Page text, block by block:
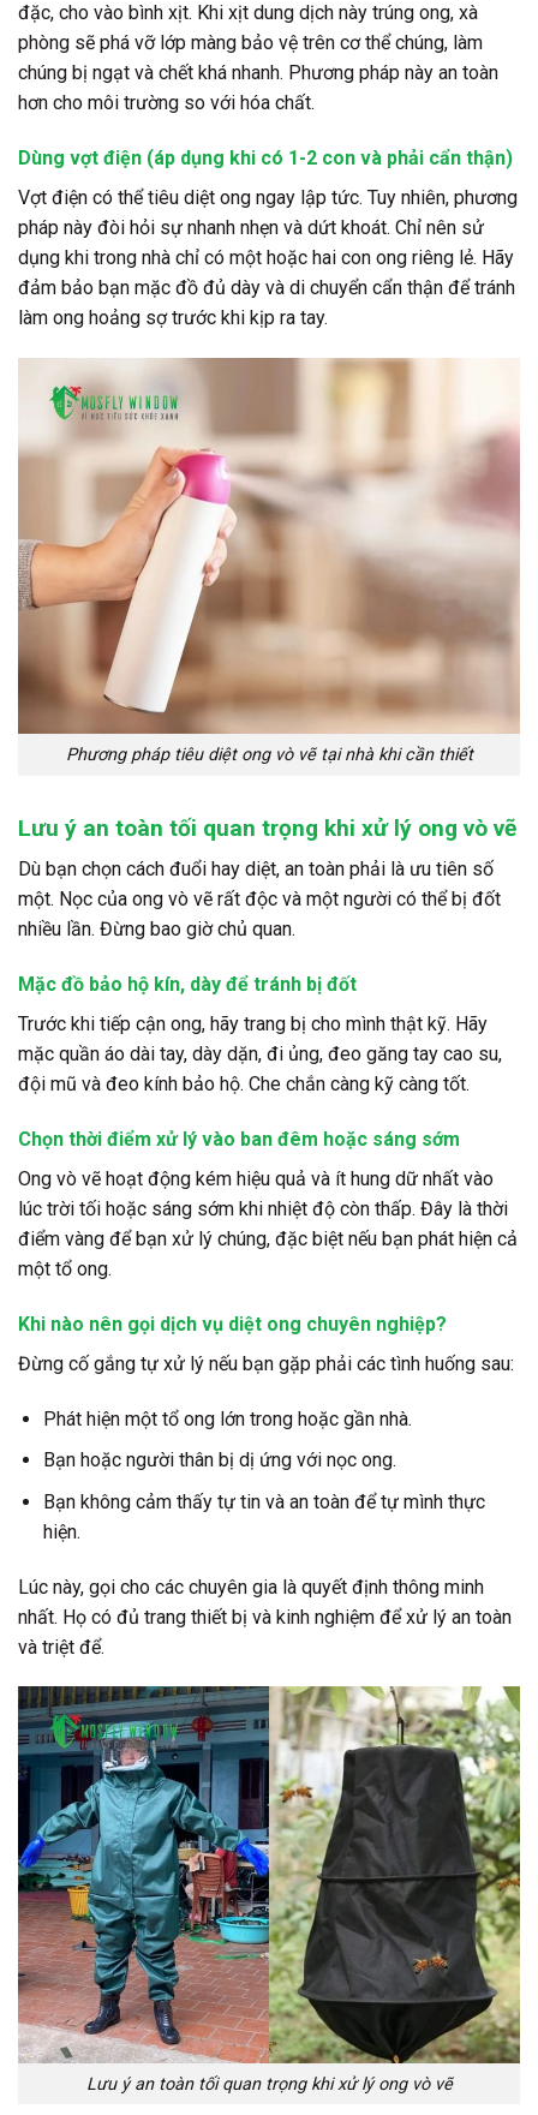
đặc, cho vào bình xịt. Khi xịt dung dịch này trúng ong, xà
phòng sẽ phá vỡ lớp màng bảo vệ trên cơ thể chúng, làm
chúng bị ngạt và chết khá nhanh. Phương pháp này an toàn
hơn cho môi trường so với hóa chất.
Dùng vợt điện (áp dụng khi có 1-2 con và phải cẩn thận)
Vợt điện có thể tiêu diệt ong ngay lập tức. Tuy nhiên, phương
pháp này đòi hỏi sự nhanh nhẹn và dứt khoát. Chỉ nên sử
dụng khi trong nhà chỉ có một hoặc hai con ong riêng lẻ. Hãy
đảm bảo bạn mặc đồ đủ dày và di chuyển cẩn thận để tránh
làm ong hoảng sợ trước khi kịp ra tay.
Phương pháp tiêu diệt ong vò vẽ tại nhà khi cần thiết
Lưu ý an toàn tối quan trọng khi xử lý ong vò vẽ
Dù bạn chọn cách đuổi hay diệt, an toàn phải là ưu tiên số
một. Nọc của ong vò vẽ rất độc và một người có thể bị đốt
nhiều lần. Đừng bao giờ chủ quan.
Mặc đồ bảo hộ kín, dày để tránh bị đốt
Trước khi tiếp cận ong, hãy trang bị cho mình thật kỹ. Hãy
mặc quần áo dài tay, dày dặn, đi ủng, đeo găng tay cao su,
đội mũ và đeo kính bảo hộ. Che chắn càng kỹ càng tốt.
Chọn thời điểm xử lý vào ban đêm hoặc sáng sớm
Ong vò vẽ hoạt động kém hiệu quả và ít hung dữ nhất vào
lúc trời tối hoặc sáng sớm khi nhiệt độ còn thấp. Đây là thời
điểm vàng để bạn xử lý chúng, đặc biệt nếu bạn phát hiện cả
một tổ ong.
Khi nào nên gọi dịch vụ diệt ong chuyên nghiệp?
Đừng cố gắng tự xử lý nếu bạn gặp phải các tình huống sau:
Phát hiện một tổ ong lớn trong hoặc gần nhà.
Bạn hoặc người thân bị dị ứng với nọc ong.
Bạn không cảm thấy tự tin và an toàn để tự mình thực
hiện.
Lúc này, gọi cho các chuyên gia là quyết định thông minh
nhất. Họ có đủ trang thiết bị và kinh nghiệm để xử lý an toàn
và triệt để.
Lưu ý an toàn tối quan trọng khi xử lý ong vò vẽ